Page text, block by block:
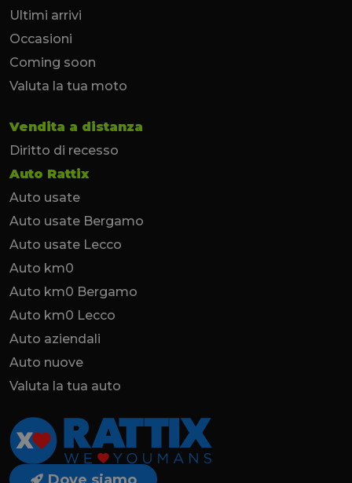
Ultimi arrivi
Occasioni
Coming soon
Valuta la tua moto
Vendita a distanza
Diritto di recesso
Auto Rattix
Auto usate
Auto usate Bergamo
Auto usate Lecco
Auto km0
Auto km0 Bergamo
Auto km0 Lecco
Auto aziendali
Auto nuove
Valuta la tua auto